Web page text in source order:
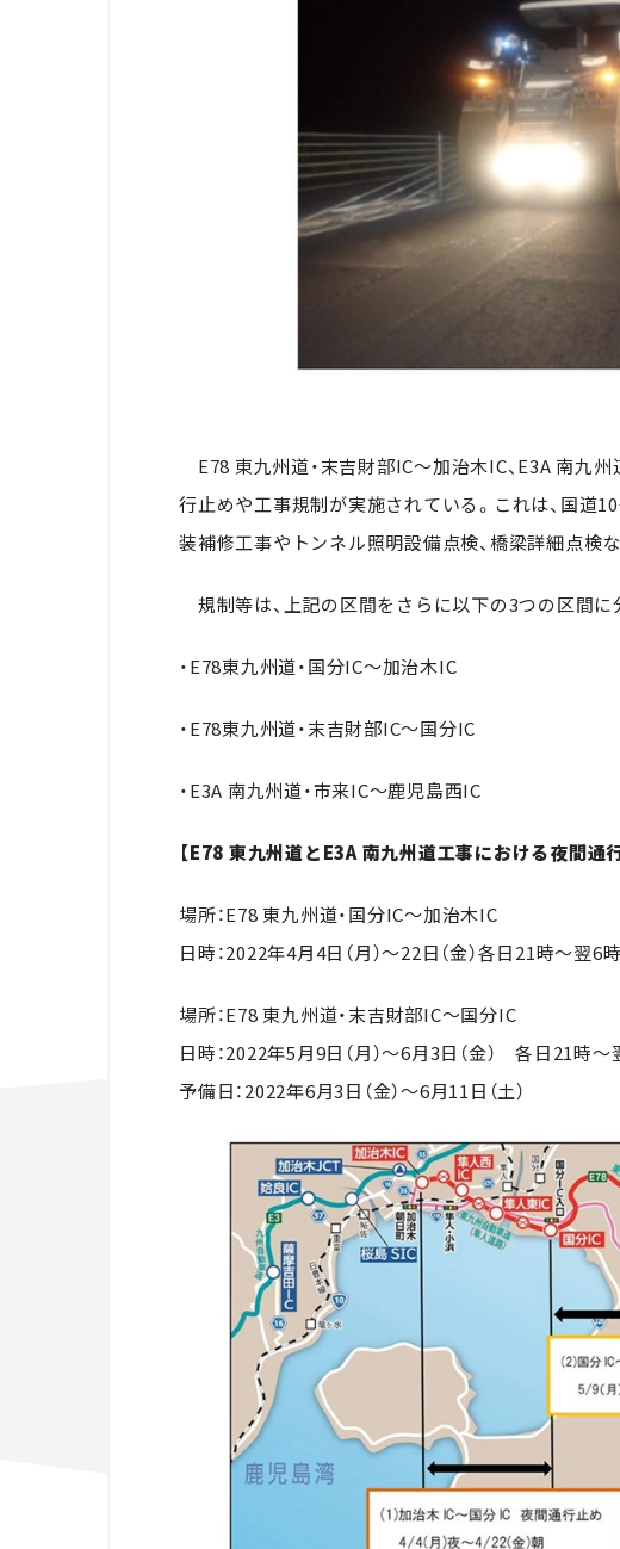
E78 東九州道・末吉財部IC～加治木IC、E3A 南九州
行止めや工事規制が実施されている。これは、 国道10
装補修工事やトンネル照明設備点検、橋梁詳細点検な
規制等は、上記の区間をさらに以下の3つの区間に
・E78東九州道・国分IC～加治木IC
・E78東九州道・末吉財部IC～国分IC
・E3A 南九州道・市来IC～鹿児島西IC
【E78 東九州道とE3A 南九州道工事における夜間通
場所：E78 東九州道・国分IC～加治木IC
日時：2022年4月4日（月）～22日（金）各日21時～翌6時
場所：E78 東九州道・末吉財部IC～国分IC
日時：2022年5月9日（月）～6月3日（金） 各日21時～
予備日：2022年6月3日（金）～6月11日（土）